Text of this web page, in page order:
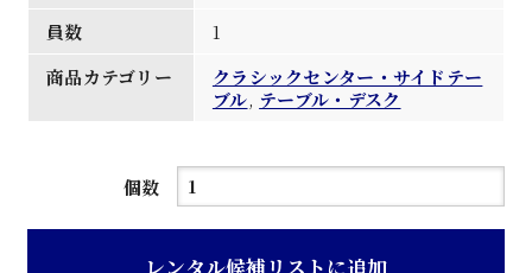
員数
1
商品カテゴリー
クラシックセンター・サイドテー
ブル, テーブル・デスク
個数
濃
レンタル候補リストに追加